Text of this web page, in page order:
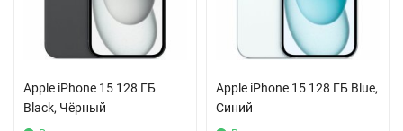
Apple iPhone 15 128 ГБ
Black, Чёрный
Apple iPhone 15 128 ГБ Blue,
Синий